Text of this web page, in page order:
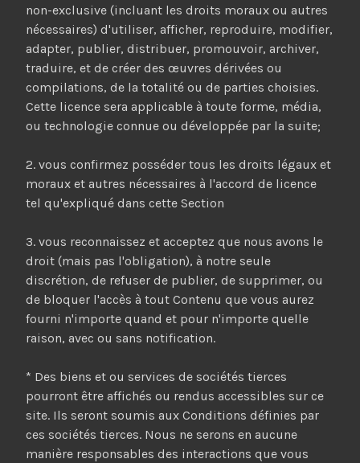
non-exclusive (incluant les droits moraux ou autres
nécessaires) d'utiliser, afficher, reproduire, modifier,
adapter, publier, distribuer, promouvoir, archiver,
traduire, et de créer des œuvres dérivées ou
compilations, de la totalité ou de parties choisies.
Cette licence sera applicable à toute forme, média,
ou technologie connue ou développée par la suite;
2. vous confirmez posséder tous les droits légaux et
moraux et autres nécessaires à l'accord de licence
tel qu'expliqué dans cette Section
3. vous reconnaissez et acceptez que nous avons le
droit (mais pas l'obligation), à notre seule
discrétion, de refuser de publier, de supprimer, ou
de bloquer l'accès à tout Contenu que vous aurez
fourni n'importe quand et pour n'importe quelle
raison, avec ou sans notification.
* Des biens et ou services de sociétés tierces
pourront être affichés ou rendus accessibles sur ce
site. Ils seront soumis aux Conditions définies par
ces sociétés tierces. Nous ne serons en aucune
manière responsables des interactions que vous